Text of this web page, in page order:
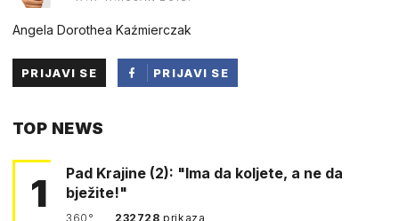
Angela Dorothea Kaźmierczak
PRIJAVI SE
PRIJAVI SE
TOP NEWS
1
Pad Krajine (2): "Ima da koljete, a ne da
bježite!"
360° 232728prikaza